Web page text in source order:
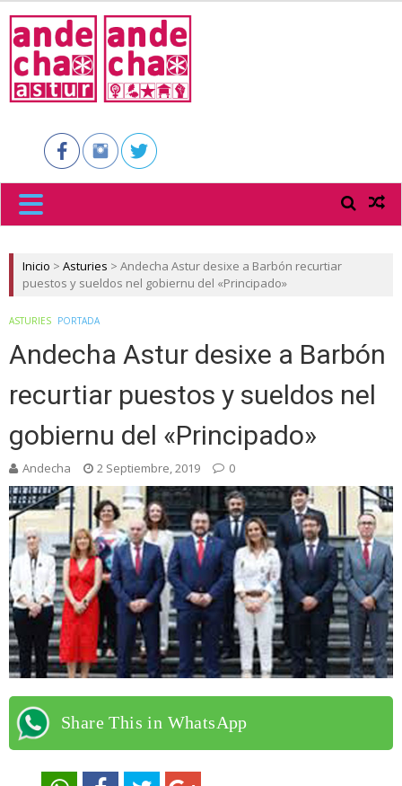
ASTUR
Inicio > Asturies > Andecha Astur desixe a Barbón recurtiar
puestos y sueldos nel gobiernu del «Principado»
ASTURIES PORTADA
Andecha Astur desixe a Barbón
recurtiar puestos y sueldos nel
gobiernu del «Principado»
Andecha 2 Septiembre, 2019 0
Share This in WhatsApp